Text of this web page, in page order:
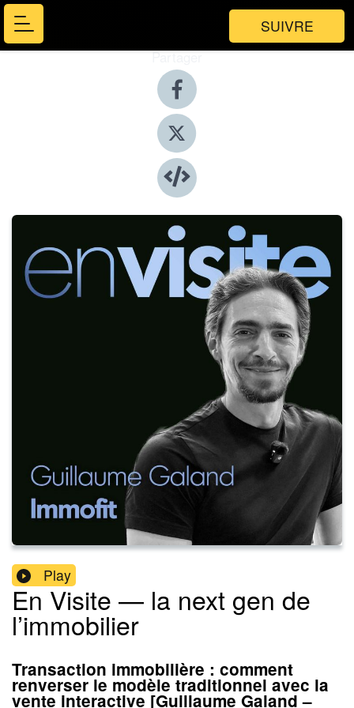
SUIVRE
Partager
Play
En Visite — la next gen de
l’immobilier
Transaction immobilière : comment
renverser le modèle traditionnel avec la
vente interactive [Guillaume Galand –